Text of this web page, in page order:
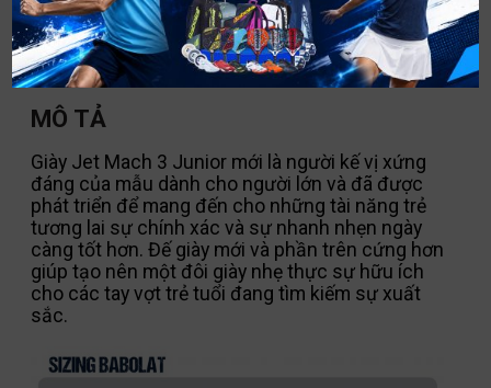
MÔ TẢ
Giày Jet Mach 3 Junior mới là người kế vị xứng
đáng của mẫu dành cho người lớn và đã được
phát triển để mang đến cho những tài năng trẻ
tương lai sự chính xác và sự nhanh nhẹn ngày
càng tốt hơn. Đế giày mới và phần trên cứng hơn
giúp tạo nên một đôi giày nhẹ thực sự hữu ích
cho các tay vợt trẻ tuổi đang tìm kiếm sự xuất
sắc.